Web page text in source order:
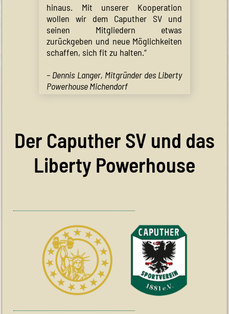
hinaus. Mit unserer Kooperation
wollen wir dem Caputher SV und
seinen Mitgliedern etwas
zurückgeben und neue Möglichkeiten
schaffen, sich fit zu halten.“
– Dennis Langer, Mitgründer des Liberty
Powerhouse Michendorf
Der Caputher SV und das
Liberty Powerhouse